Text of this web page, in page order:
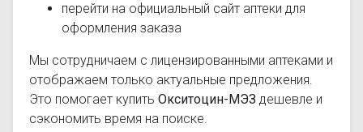
перейти на официальный сайт аптеки для
оформления заказа
Мы сотрудничаем с лицензированными аптеками и
отображаем только актуальные предложения.
Это помогает купить Окситоцин-МЭЗ дешевле и
сэкономить время на поиске.